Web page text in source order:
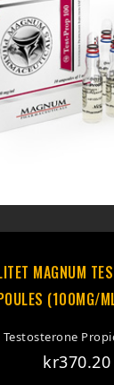
MAGNUM
(100MG/
Testosterone
kr370.20